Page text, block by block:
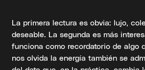
La primera lectura es obvia: lujo,
deseable. La segunda es más
funciona como recordatorio de algo
nos olvida la energía también se